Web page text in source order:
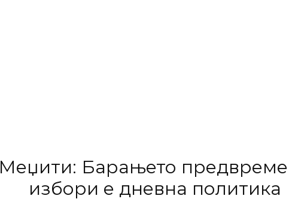
Меџити: Барањето
избори е дневна политика